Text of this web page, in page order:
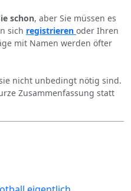
schon, aber Sie müssen es
sich registrieren oder Ihren
mit Namen werden öfter
nicht unbedingt nötig sind.
Zusammenfassung statt